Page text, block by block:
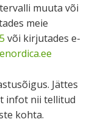
muuta või
meie
või kirjutades e-
Jättes
infot nii tellitud
kohta.